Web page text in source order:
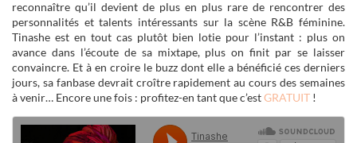
reconnaître qu’il devient de plus en plus rare de rencontrer des
personnalités et talents intéressants sur la scène R&B féminine.
Tinashe est en tout cas plutôt bien lotie pour l’instant : plus on
avance dans l’écoute de sa mixtape, plus on finit par se laisser
convaincre. Et à en croire le buzz dont elle a bénéficié ces derniers
jours, sa fanbase devrait croître rapidement au cours des semaines
à venir… Encore une fois : profitez-en tant que c’estGRATUIT !